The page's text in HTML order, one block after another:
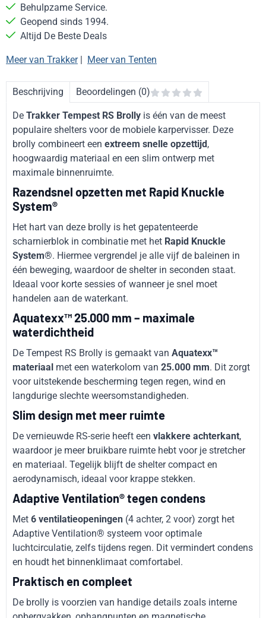
Behulpzame Service.
Geopend sinds 1994.
Altijd De Beste Deals
Meer van Trakker| Meer van Tenten
Beschrijving Beoordelingen (0)
De Trakker Tempest RS Brolly is één van de meest
populaire shelters voor de mobiele karpervisser. Deze
brolly combineert een extreem snelle opzettijd,
hoogwaardig materiaal en een slim ontwerp met
maximale binnenruimte.
Razendsnel opzetten met Rapid Knuckle
System®
Het hart van deze brolly is het gepatenteerde
scharnierblok in combinatie met het Rapid Knuckle
System®. Hiermee vergrendel je alle vijf de baleinen in
één beweging, waardoor de shelter in seconden staat.
Ideaal voor korte sessies of wanneer je snel moet
handelen aan de waterkant.
Aquatexx™ 25.000 mm – maximale
waterdichtheid
De Tempest RS Brolly is gemaakt van Aquatexx™
materiaal met een waterkolom van 25.000 mm. Dit zorgt
voor uitstekende bescherming tegen regen, wind en
langdurige slechte weersomstandigheden.
Slim design met meer ruimte
De vernieuwde RS-serie heeft een vlakkere achterkant,
waardoor je meer bruikbare ruimte hebt voor je stretcher
en materiaal. Tegelijk blijft de shelter compact en
aerodynamisch, ideaal voor krappe stekken.
Adaptive Ventilation® tegen condens
Met 6 ventilatieopeningen (4 achter, 2 voor) zorgt het
Adaptive Ventilation® systeem voor optimale
luchtcirculatie, zelfs tijdens regen. Dit vermindert condens
en houdt het binnenklimaat comfortabel.
Praktisch en compleet
De brolly is voorzien van handige details zoals interne